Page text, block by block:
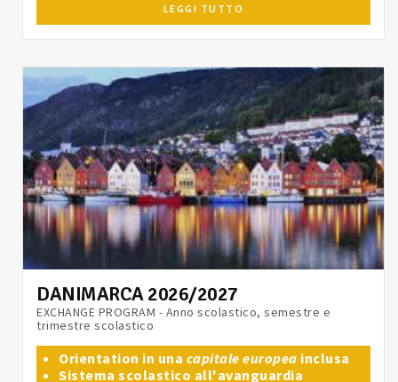
LEGGI TUTTO
DANIMARCA 2026/2027
EXCHANGE PROGRAM - Anno scolastico, semestre e
trimestre scolastico
Orientation in una capitale europea inclusa
Sistema scolastico all'avanguardia